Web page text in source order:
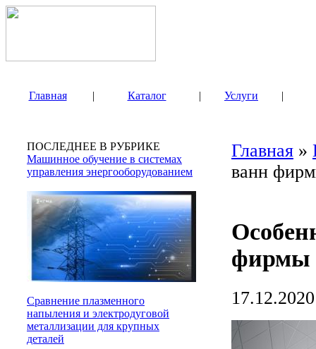
Главная | Каталог | Услуги |
ПОСЛЕДНЕЕ В РУБРИКЕ
Машинное обучение в системах
управления энергооборудованием
Сравнение плазменного
напыления и электродуговой
металлизации для крупных
деталей
Главная »
ванн
фирмы
17.12.2020